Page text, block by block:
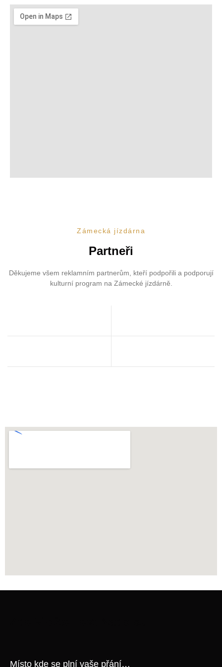
Zámecká jízdárna
Partneři
Děkujeme všem reklamním partnerům, kteří podpořili a podporují
kulturní program na Zámecké jízdárně.
Místo kde se plní vaše přání…